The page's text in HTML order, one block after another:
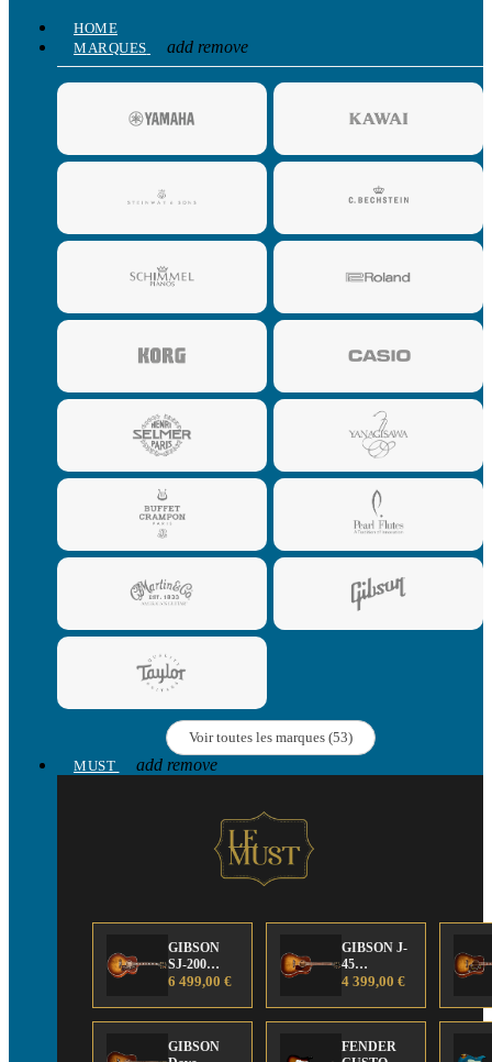
HOME
MARQUES
add remove
Voir toutes les marques (53)
MUST
add remove
GIBSON
SJ-200
Anniversary
Edition
6 499,00 €
GIBSON J-
45
Anniversary
Edition
4 399,00 €
GIBSON
FENDER